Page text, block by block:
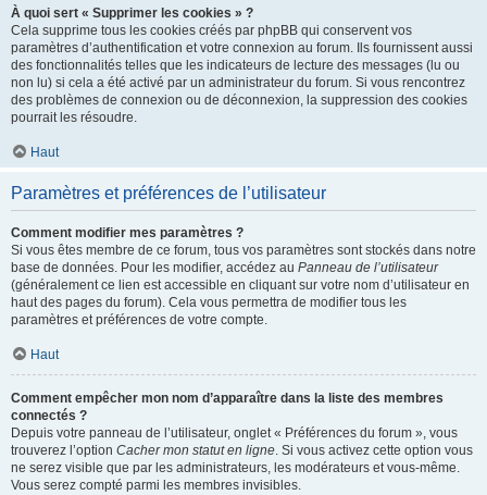
À quoi sert « Supprimer les cookies » ?
Cela supprime tous les cookies créés par phpBB qui conservent vos
paramètres d’authentification et votre connexion au forum. Ils fournissent aussi
des fonctionnalités telles que les indicateurs de lecture des messages (lu ou
non lu) si cela a été activé par un administrateur du forum. Si vous rencontrez
des problèmes de connexion ou de déconnexion, la suppression des cookies
pourrait les résoudre.
Haut
Paramètres et préférences de l’utilisateur
Comment modifier mes paramètres ?
Si vous êtes membre de ce forum, tous vos paramètres sont stockés dans notre
base de données. Pour les modifier, accédez au Panneau de l’utilisateur
(généralement ce lien est accessible en cliquant sur votre nom d’utilisateur en
haut des pages du forum). Cela vous permettra de modifier tous les
paramètres et préférences de votre compte.
Haut
Comment empêcher mon nom d’apparaître dans la liste des membres
connectés ?
Depuis votre panneau de l’utilisateur, onglet « Préférences du forum », vous
trouverez l’option Cacher mon statut en ligne. Si vous activez cette option vous
ne serez visible que par les administrateurs, les modérateurs et vous-même.
Vous serez compté parmi les membres invisibles.